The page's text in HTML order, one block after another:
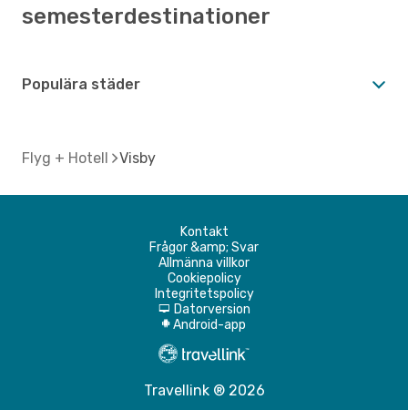
semesterdestinationer
Populära städer
Flyg + Hotell Visby
Kontakt
Frågor &amp; Svar
Allmänna villkor
Cookiepolicy
Integritetspolicy
d Datorversion
A Android-app
Travellink ® 2026